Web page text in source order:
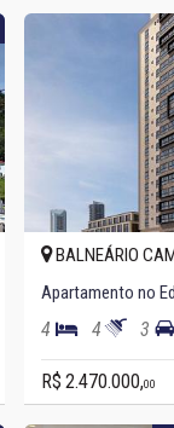
BALNEÁRIO
4 4 3
R$ 2.470.000,00